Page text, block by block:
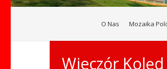
O Nas Mozaika
Wieczór